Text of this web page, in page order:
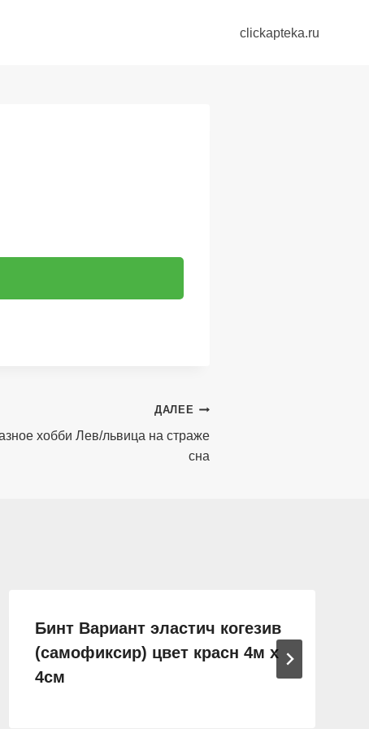
clickapteka.ru
ДАЛЕЕ
хобби Лев/львица на страже
сна
Бинт Вариант эластич когезив
(самофиксир) цвет красн 4м х
4см